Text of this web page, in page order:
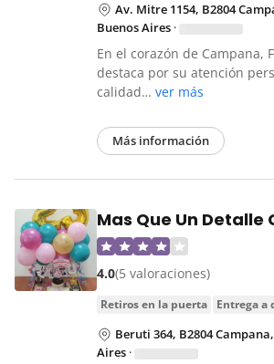
Av. Mitre 1154, B2804
Buenos Aires ·
En el corazón de Campana,
destaca por su atención
calidad… ver más
Más información
Mas Que Un Detalle
4.0(5 valoraciones)
retiros en la puerta entrega
Beruti 364, B2804
Aires ·